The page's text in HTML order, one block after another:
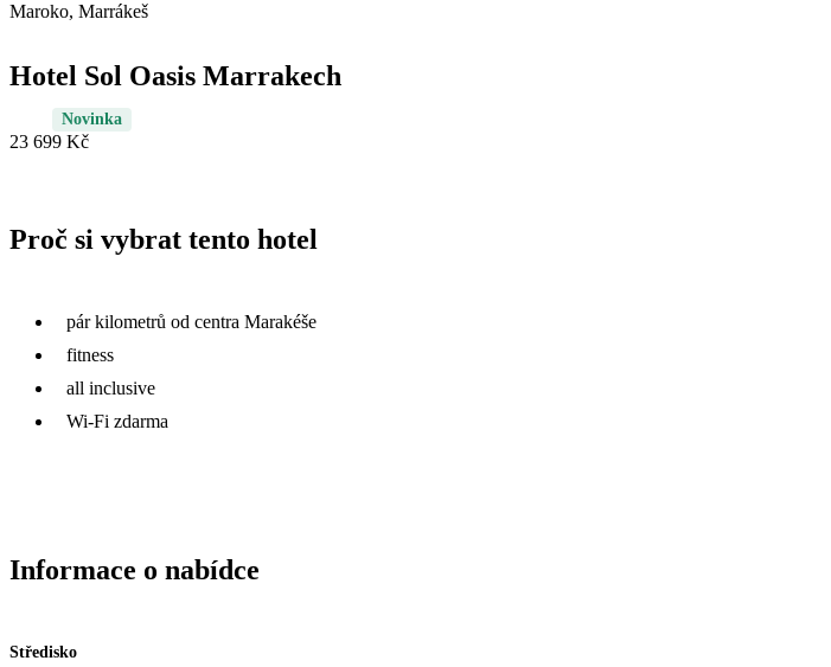
Maroko, Marrákeš
Hotel Sol Oasis Marrakech
Novinka
23 699 Kč
Proč si vybrat tento hotel
pár kilometrů od centra Marakéše
fitness
all inclusive
Wi-Fi zdarma
Informace o nabídce
Středisko